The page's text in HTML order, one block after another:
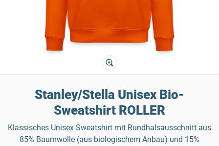
Stanley/Stella Unisex Bio-
Sweatshirt ROLLER
Klassisches Unisex Sweatshirt mit Rundhalsausschnitt aus
85% Baumwolle (aus biologischem Anbau) und 15%